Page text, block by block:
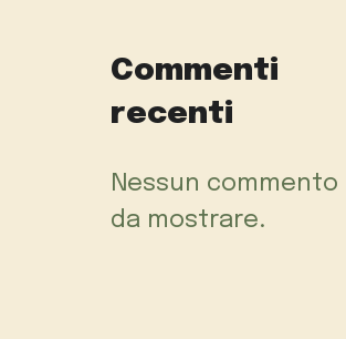
Commenti
recenti
Nessun commento
da mostrare.